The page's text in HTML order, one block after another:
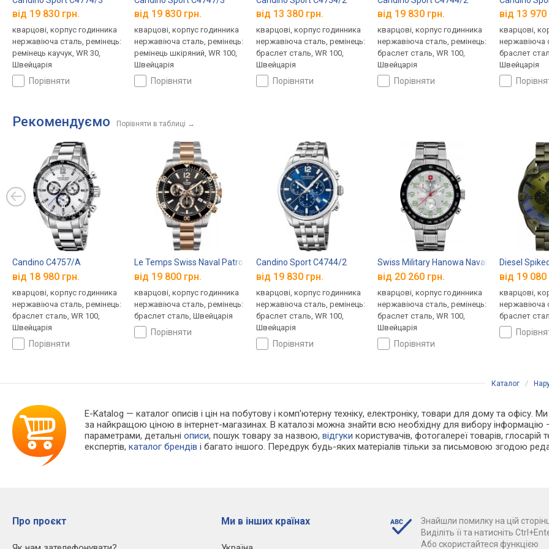
від 19 830 грн.
кварцові, корпус годинника
нержавіюча сталь, ремінець:
ремінець каучук, WR 30,
Швейцарія
порівняти
від 19 830 грн.
кварцові, корпус годинника
нержавіюча сталь, ремінець:
ремінець шкіряний, WR 100,
Швейцарія
порівняти
від 13 380 грн.
кварцові, корпус годинника
нержавіюча сталь, ремінець:
браслет сталь, WR 100,
Швейцарія
порівняти
від 19 830 грн.
кварцові, корпус годинника
нержавіюча сталь, ремінець:
браслет сталь, WR 100,
Швейцарія
порівняти
від 13 970
кварцові,
нержавіюча
браслет
Швейцарія
Рекомендуємо Порівняти в таблиці →
Candino C4757/A
від 18 980 грн.
кварцові, корпус годинника
нержавіюча сталь, ремінець:
браслет сталь, WR 100,
Швейцарія
порівняти
Le Temps Swiss Naval Patrol LT1044.45BT02
від 19 800 грн.
кварцові, корпус годинника
нержавіюча сталь, ремінець:
браслет сталь, Швейцарія
порівняти
Candino Sport C4744/2
від 19 830 грн.
кварцові, корпус годинника
нержавіюча сталь, ремінець:
браслет сталь, WR 100,
Швейцарія
порівняти
Swiss Military Hanowa Navalus 06-
від 20 260 грн.
кварцові, корпус годинника
нержавіюча сталь, ремінець:
браслет сталь, WR 100,
Швейцарія
порівняти
Diesel
від 19 080
кварцові,
нержавіюча
браслет
Каталог /
E-Katalog — каталог описів і цін на побутову і комп'ютерну техніку, електроніку, товари для дому та офісу.
за найкращою ціною в інтернет-магазинах. В каталозі можна знайти всю необхідну для вибору
параметрами, детальніописи, пошук товару за назвою,відгуки користувачів, фотогалереї товарів, глосарій
експертів,каталог брендів і багато іншого. Передрук будь-яких матеріалів тільки за письмовою згодою
Про проєкт Ми в інших країнах
Знайшли помилку на цій
Виділіть її та натисніть
Або скористайтеся функцією